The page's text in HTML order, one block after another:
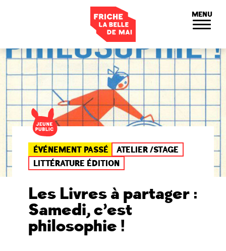
MENU
ÉVÉNEMENT PASSÉ
ATELIER /STAGE
LITTÉRATURE ÉDITION
Les Livres à partager :
Samedi, c’est
philosophie !
Panneau de gestion des cookies